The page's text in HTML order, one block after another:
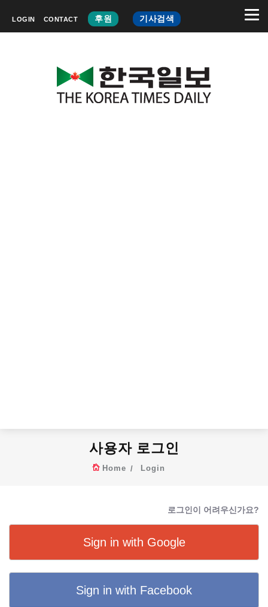
LOGIN CONTACT 후원 기사검색
사용자 로그인
Home Login
로그인이 어려우신가요?
Sign in with Google
Sign in with Facebook